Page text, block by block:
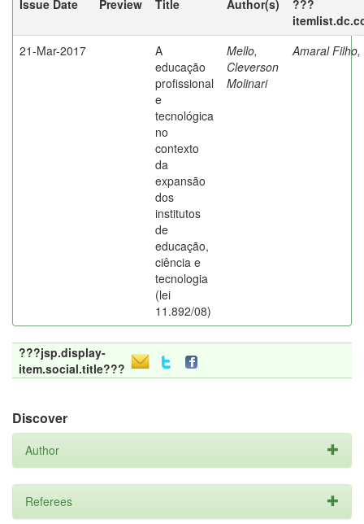
Issue Date Preview Title Author(s)
???
21-Mar-2017
A
educação
profissional
e
tecnológica
no
contexto
da
expansão
dos
institutos
de
educação,
ciência e
tecnologia
(lei
11.892/08)
Mello,
Cleverson
Molinari
Amaral
???jsp.display-
item.social.title???
Discover
Author
Referees